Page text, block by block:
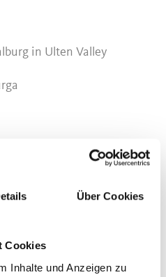
Über Cookies
Cookies
Inhalte und Anzeigen zu
in Ulten Valley